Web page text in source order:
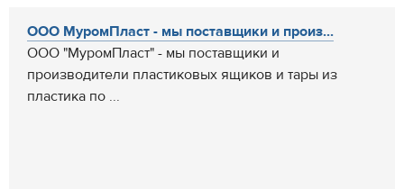
ООО МуромПласт - мы поставщики и произ...
ООО "МуромПласт" - мы поставщики и
производители пластиковых ящиков и тары из
пластика по ...